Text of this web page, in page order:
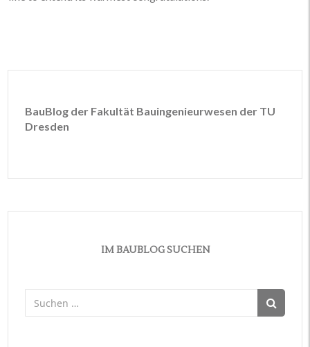
BauBlog der Fakultät Bauingenieurwesen der TU
Dresden
IM BAUBLOG SUCHEN
nach: